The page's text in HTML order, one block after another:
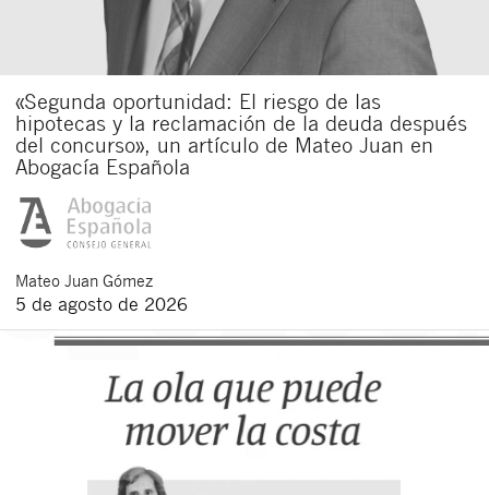
«Segunda oportunidad: El riesgo de las
hipotecas y la reclamación de la deuda después
del concurso», un artículo de Mateo Juan en
Abogacía Española
Mateo Juan Gómez
5 de agosto de 2026